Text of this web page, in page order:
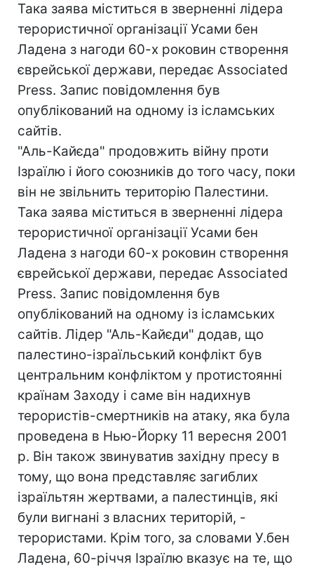
Така заява міститься в зверненні лідера
терористичної організації Усами бен
Ладена з нагоди 60-х роковин створення
єврейської держави, передає Associated
Press. Запис повідомлення був
опублікований на одному із ісламських
сайтів.
"Аль-Кайєда" продовжить війну проти
Ізраїлю і його союзників до того часу, поки
він не звільнить територію Палестини.
Така заява міститься в зверненні лідера
терористичної організації Усами бен
Ладена з нагоди 60-х роковин створення
єврейської держави, передає Associated
Press. Запис повідомлення був
опублікований на одному із ісламських
сайтів. Лідер "Аль-Кайєди" додав, що
палестино-ізраїльський конфлікт був
центральним конфліктом у протистоянні
країнам Заходу і саме він надихнув
терористів-смертників на атаку, яка була
проведена в Нью-Йорку 11 вересня 2001
р. Він також звинуватив західну пресу в
тому, що вона представляє загиблих
ізраїльтян жертвами, а палестинців, які
були вигнані з власних територій, -
терористами. Крім того, за словами У.бен
Ладена, 60-річчя Ізраїлю вказує на те, що